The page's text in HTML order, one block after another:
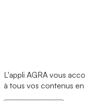
L'appli AGRA vous
à tous vos contenus